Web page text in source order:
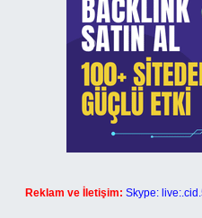
Reklam ve İletişim: Skype: